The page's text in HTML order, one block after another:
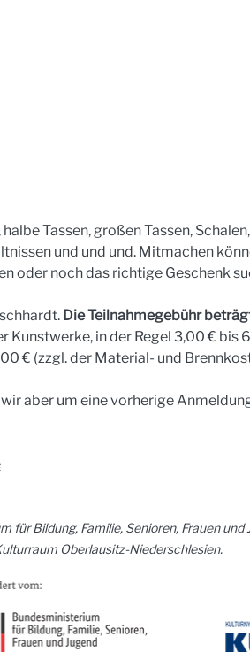
Tassen, großen Tassen,
und und und. Mitmachen
oder noch das richtige Geschenk
Die Teilnahmegebühr
Kunstwerke, in der Regel 3,00 € bis
€ (zzgl. der Material- und
aber um eine vorherige
Bildung, Familie, Senioren, Frauen und
Oberlausitz-Niederschlesien.